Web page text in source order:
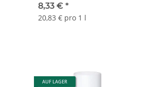
8,33 € *
20,83 € pro 1 l
AUF LAGER